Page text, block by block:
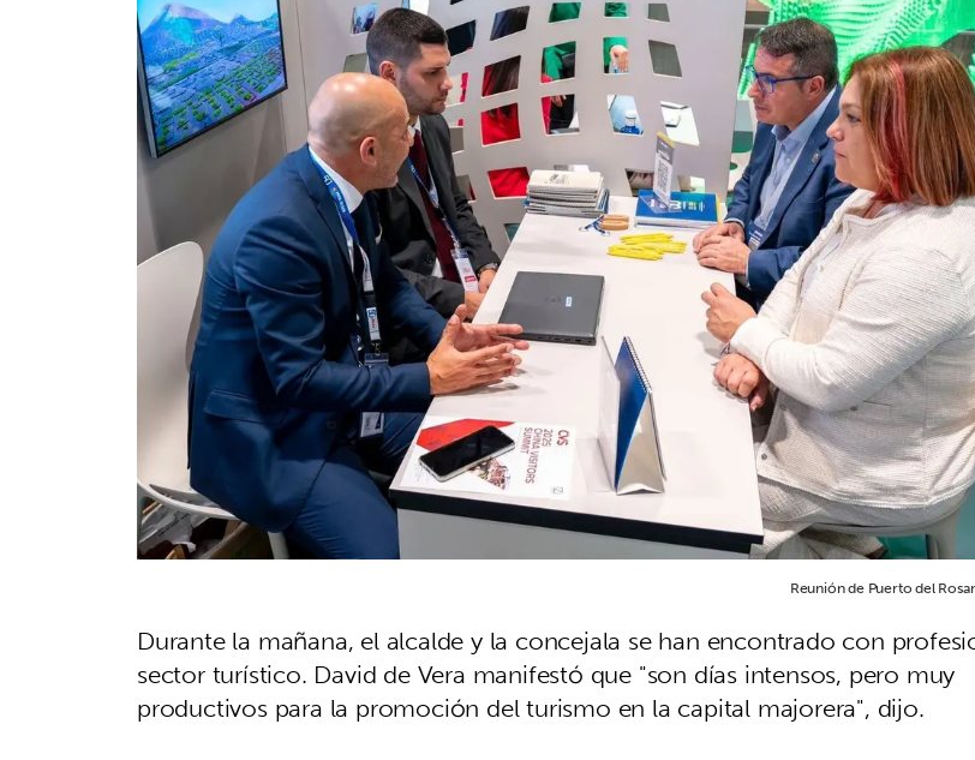
Reunión de Puerto del
Durante la mañana, el alcalde y la concejala se han encontrado con
sector turístico. David de Vera manifestó que "son días intensos, pero muy
productivos para la promoción del turismo en la capital majorera", dijo.